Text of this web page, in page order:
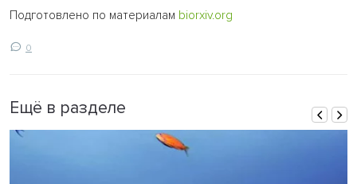
Подготовлено по материалам biorxiv.org
0
Ещё в разделе